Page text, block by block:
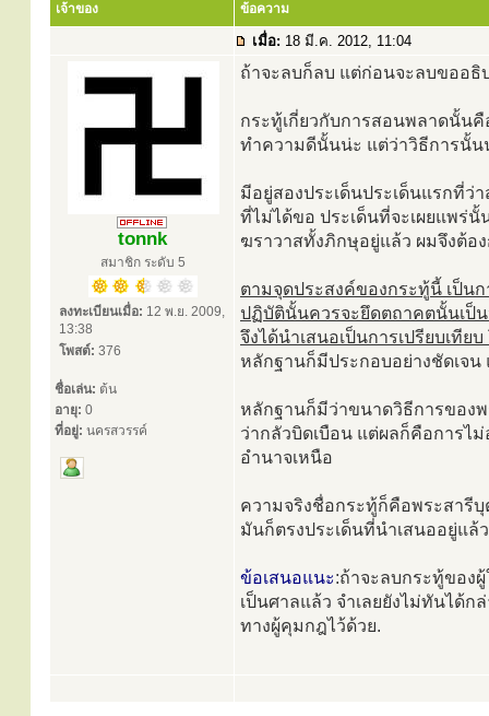
เจ้าของ ข้อความ
เมื่อ: 18 มี.ค. 2012, 11:04
tonnk
สมาชิก ระดับ 5
ลงทะเบียนเมื่อ: 12 พ.ย. 2009,
13:38
โพสต์: 376
ชื่อเล่น: ต้น
อายุ: 0
ที่อยู่: นครสวรรค์
ถ้าจะลบก็ลบ แต่ก่อนจะลบขออธิ
กระทู้เกี่ยวกับการสอนพลาดนั้น
ทำความดีนั้นน่ะ แต่ว่าวิธีการนั้น
มีอยู่สองประเด็นประเด็นแรกที่
ที่ไม่ได้ขอ ประเด็นที่จะเผยแพร่
ฆราวาสทั้งภิกษุอยู่แล้ว ผมจึงต้อ
ตามจุดประสงค์ของกระทู้นี้ เป็นก
ปฏิบัตินั้นควรจะยึดตถาคตนั้นเป็
จึงได้นำเสนอเป็นการเปรียบเที
หลักฐานก็มีประกอบอย่างชัดเจน
หลักฐานก็มีว่าขนาดวิธีการของ
ว่ากลัวบิดเบือน แต่ผลก็คือการไ
อำนาจเหนือ
ความจริงชื่อกระทู้ก็คือพระสารี
มันก็ตรงประเด็นที่นำเสนออยู่แล้ว
ข้อเสนอแนะ:ถ้าจะลบกระทู้ของ
เป็นศาลแล้ว จำเลยยังไม่ทันได้
ทางผู้คุมกฎไว้ด้วย.